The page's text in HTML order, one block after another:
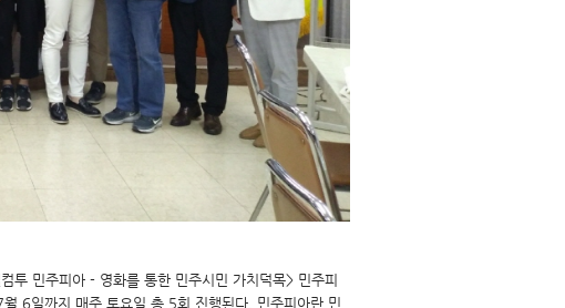
투 민주피아 - 영화를 통한 민주시민 가치덕목> 민주피
6일까지 매주 토요일 총 5회 진행된다. 민주피아란 민